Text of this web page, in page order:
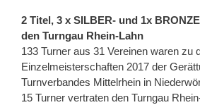
2 Titel, 3 x SILBER- und 1x
den Turngau Rhein-Lahn
133 Turner aus 31 Vereinen waren zu
Einzelmeisterschaften 2017 der
Turnverbandes Mittelrhein in
15 Turner vertraten den Turngau